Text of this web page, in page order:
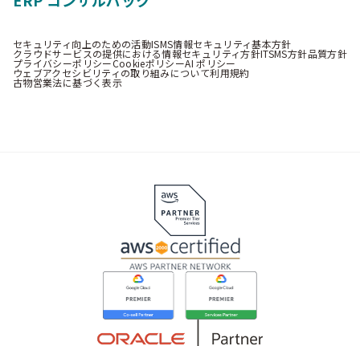
セキュリティ向上のための活動ISMS情報セキュリティ基本方針
クラウドサービスの提供における情報セキュリティ方針ITSMS方針品質方針
プライバシーポリシーCookieポリシーAI ポリシー
ウェブアクセシビリティの取り組みについて利用規約
古物営業法に基づく表示